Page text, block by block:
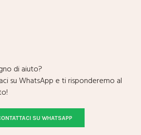
di aiuto?
su WhatsApp e ti risponderemo al
SU WHATSAPP